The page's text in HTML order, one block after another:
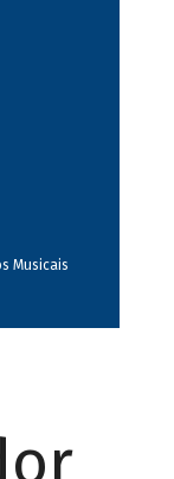
Musicais